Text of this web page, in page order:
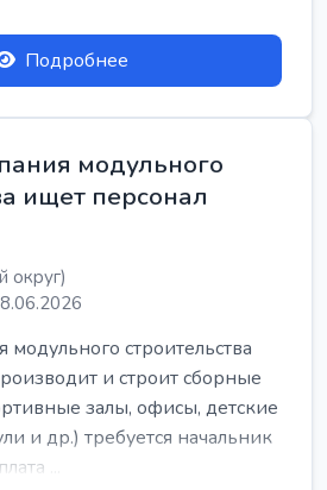
Подробнее
модульного
ищет персонал
округ)
строительства
и строит сборные
залы, офисы, детские
и др.) требуется начальник
...